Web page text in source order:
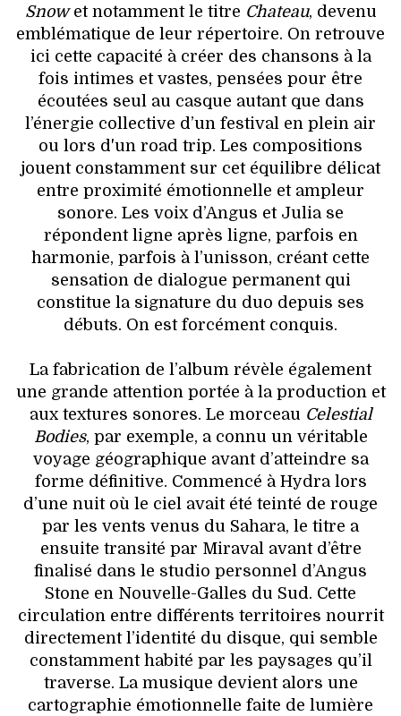
Snowet notamment le titre Chateau, devenu
emblématique de leur répertoire. On retrouve
ici cette capacité à créer des chansons à la
fois intimes et vastes, pensées pour être
écoutées seul au casque autant que dans
l’énergie collective d’un festival en plein air
ou lors d'un road trip. Les compositions
jouent constamment sur cet équilibre délicat
entre proximité émotionnelle et ampleur
sonore. Les voix d’Angus et Julia se
répondent ligne après ligne, parfois en
harmonie, parfois à l’unisson, créant cette
sensation de dialogue permanent qui
constitue la signature du duo depuis ses
débuts. On est forcément conquis.
La fabrication de l’album révèle également
une grande attention portée à la production et
aux textures sonores. Le morceau Celestial
Bodies, par exemple, a connu un véritable
voyage géographique avant d’atteindre sa
forme définitive. Commencé à Hydra lors
d’une nuit où le ciel avait été teinté de rouge
par les vents venus du Sahara, le titre a
ensuite transité par Miraval avant d’être
finalisé dans le studio personnel d’Angus
Stone en Nouvelle-Galles du Sud. Cette
circulation entre différents territoires nourrit
directement l’identité du disque, qui semble
constamment habité par les paysages qu’il
traverse. La musique devient alors une
cartographie émotionnelle faite de lumière